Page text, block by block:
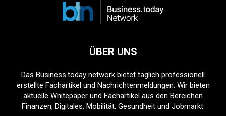
ÜBER UNS
Das Business.today network bietet täglich professionell
erstellte Fachartikel und Nachrichtenmeldungen. Wir bieten
aktuelle Whitepaper und Fachartikel aus den Bereichen
Finanzen, Digitales, Mobilität, Gesundheit und Jobmarkt.